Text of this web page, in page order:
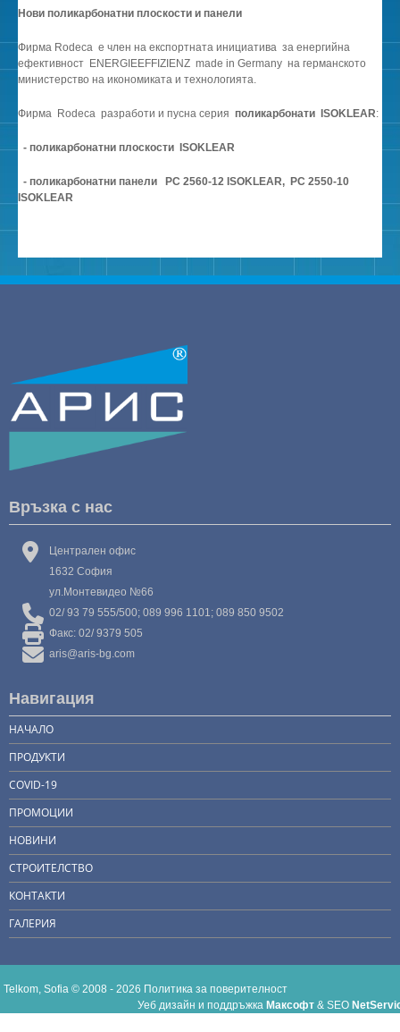
Нови поликарбонатни плоскости и панели
Фирма Rodeca e член на експортната инициатива за енергийна
ефективност ENERGIEEFFIZIENZ made in Germany на германското
министерство на икономиката и технологията.
Фирма Rodeca разработи и пусна серия поликарбонати ISOKLEAR:
- поликарбонатни плоскости ISOKLEAR
- поликарбонатни панели PC 2560-12 ISOKLEAR, PC 2550-10
ISOKLEAR
Връзка с нас
Централен офис
1632 София
ул.Монтевидео №66
02/ 93 79 555/500; 089 996 1101; 089 850 9502
Факс: 02/ 9379 505
aris@aris-bg.com
Навигация
НАЧАЛО
ПРОДУКТИ
COVID-19
ПРОМОЦИИ
НОВИНИ
СТРОИТЕЛСТВО
КОНТАКТИ
ГАЛЕРИЯ
Telkom, Sofia © 2008 - 2026 Политика за поверителност
Уеб дизайн и поддръжка Максофт & SEO